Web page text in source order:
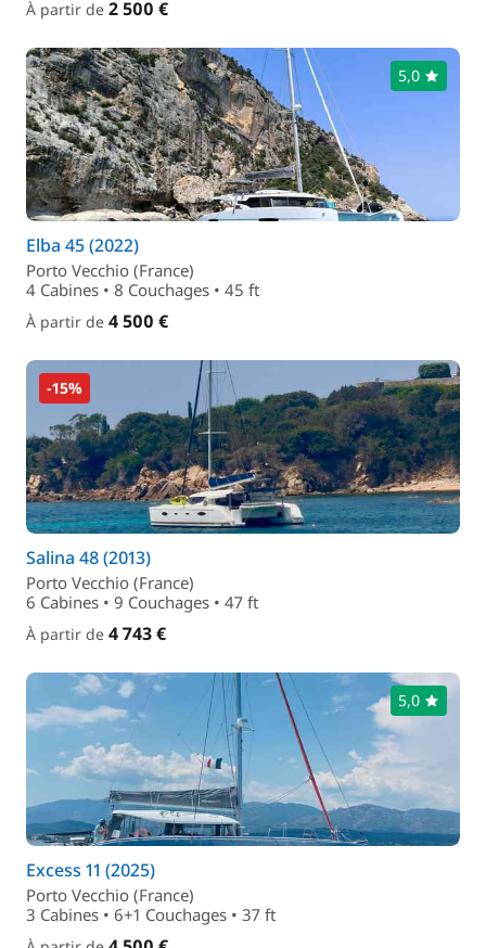
À partir de 2 500 €
5,0
Elba 45 (2022)
Porto Vecchio (France)
4 Cabines • 8 Couchages • 45 ft
À partir de 4 500 €
-15%
Salina 48 (2013)
Porto Vecchio (France)
6 Cabines • 9 Couchages • 47 ft
À partir de 4 743 €
5,0
Excess 11 (2025)
Porto Vecchio (France)
3 Cabines • 6+1 Couchages • 37 ft